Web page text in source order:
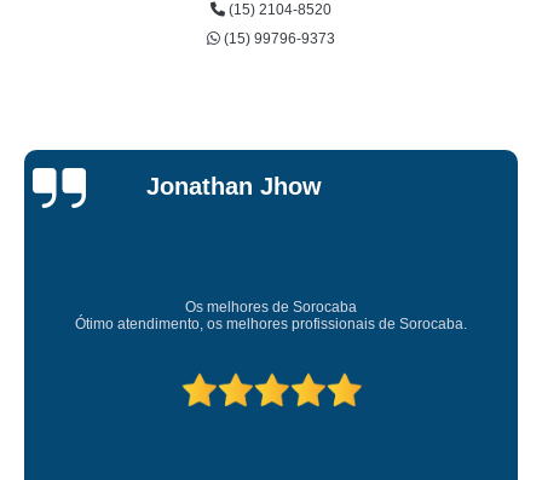
(15) 2104-8520
(15) 99796-9373
Super recomendo!
Amei o atendimento. Preco super bom. Superou
Deixou o meu bem super arrumadinhooo